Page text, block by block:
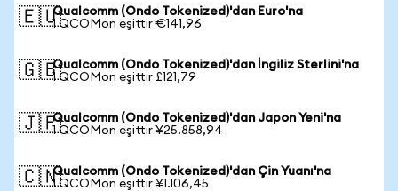
🇪🇺Qualcomm (Ondo Tokenized)'dan Euro'na
1 QCOMon eşittir €141,96
🇬🇧Qualcomm (Ondo Tokenized)'dan İngiliz Sterlini'na
1 QCOMon eşittir £121,79
🇯🇵Qualcomm (Ondo Tokenized)'dan Japon Yeni'na
1 QCOMon eşittir ¥25.858,94
🇨🇳Qualcomm (Ondo Tokenized)'dan Çin Yuanı'na
1 QCOMon eşittir ¥1.106,45